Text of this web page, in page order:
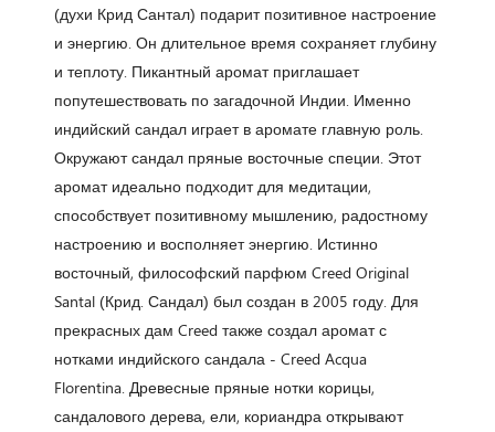
(духи Крид Сантал) подарит позитивное настроение
и энергию. Он длительное время сохраняет глубину
и теплоту. Пикантный аромат приглашает
попутешествовать по загадочной Индии. Именно
индийский сандал играет в аромате главную роль.
Окружают сандал пряные восточные специи. Этот
аромат идеально подходит для медитации,
способствует позитивному мышлению, радостному
настроению и восполняет энергию. Истинно
восточный, философский парфюм Creed Original
Santal (Крид. Сандал) был создан в 2005 году. Для
прекрасных дам Creed также создал аромат с
нотками индийского сандала - Creed Acqua
Florentina. Древесные пряные нотки корицы,
сандалового дерева, ели, кориандра открывают